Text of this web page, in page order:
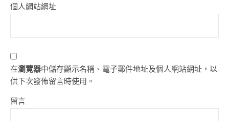
個人網站網址
在瀏覽器中儲存顯示名稱、電子郵件地址及個人網站網址，以
供下次發佈留言時使用。
留言